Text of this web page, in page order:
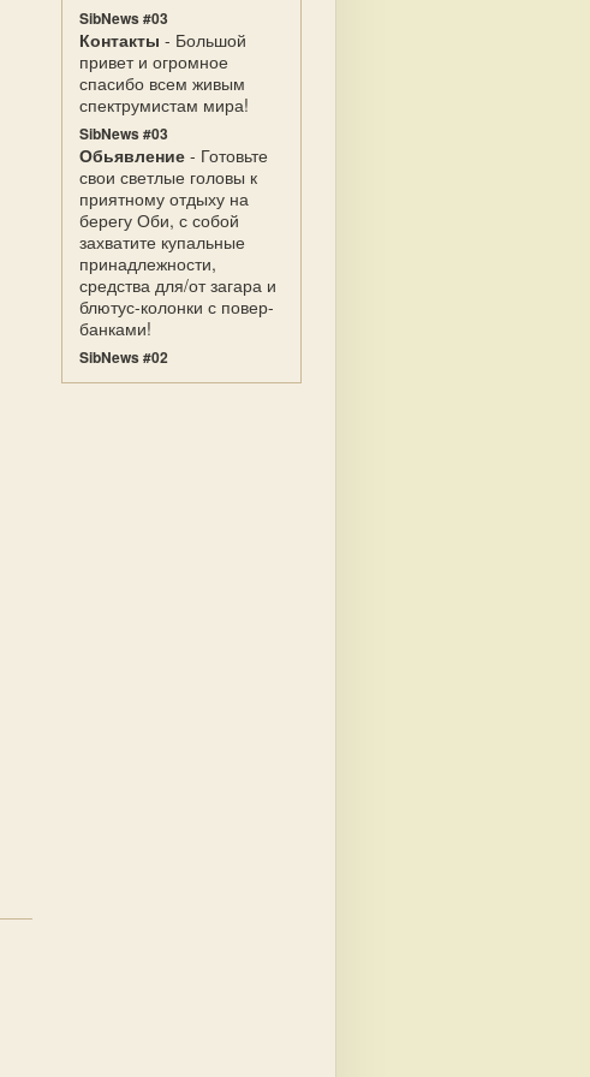
SibNews #03
Контакты - Большой
привет и огромное
спасибо всем живым
спектрумистам мира!
SibNews #03
Обьявление - Готовьте
свои светлые головы к
приятному отдыху на
берегу Оби, с собой
захватите купальные
принадлежности,
средства для/от загара и
блютус-колонки с повер-
банками!
SibNews #02